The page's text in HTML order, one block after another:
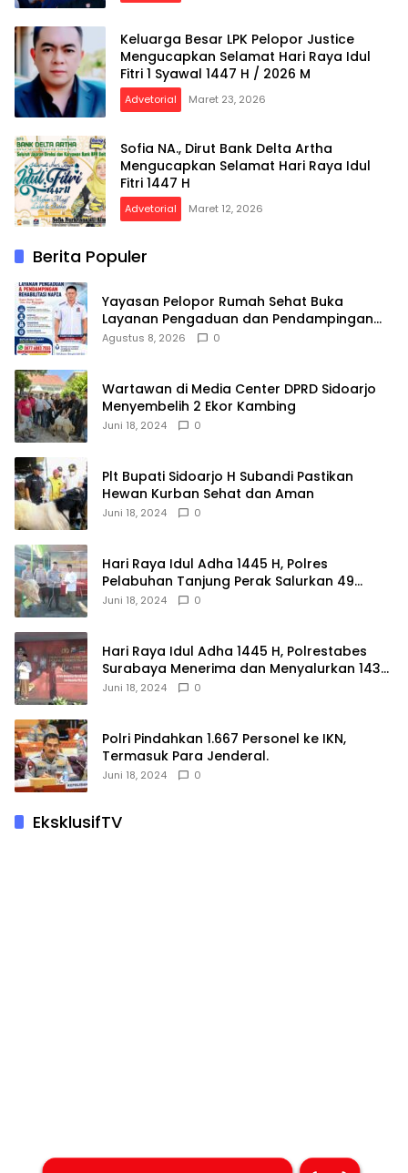
Keluarga Besar LPK Pelopor Justice
Mengucapkan Selamat Hari Raya Idul
Fitri 1 Syawal 1447 H / 2026 M
Advetorial Maret 23, 2026
Sofia NA., Dirut Bank Delta Artha
Mengucapkan Selamat Hari Raya Idul
Fitri 1447 H
Advetorial Maret 12, 2026
Berita Populer
Yayasan Pelopor Rumah Sehat Buka
Layanan Pengaduan dan Pendampingan
Rehabilitasi NAPZA 24 Jam
Agustus 8, 2026 0
Wartawan di Media Center DPRD Sidoarjo
Menyembelih 2 Ekor Kambing
Juni 18, 2024 0
Plt Bupati Sidoarjo H Subandi Pastikan
Hewan Kurban Sehat dan Aman
Juni 18, 2024 0
Hari Raya Idul Adha 1445 H, Polres
Pelabuhan Tanjung Perak Salurkan 49
Hewan Korban.
Juni 18, 2024 0
Hari Raya Idul Adha 1445 H, Polrestabes
Surabaya Menerima dan Menyalurkan 143
Hewan Kurban
Juni 18, 2024 0
Polri Pindahkan 1.667 Personel ke IKN,
Termasuk Para Jenderal.
Juni 18, 2024 0
EksklusifTV